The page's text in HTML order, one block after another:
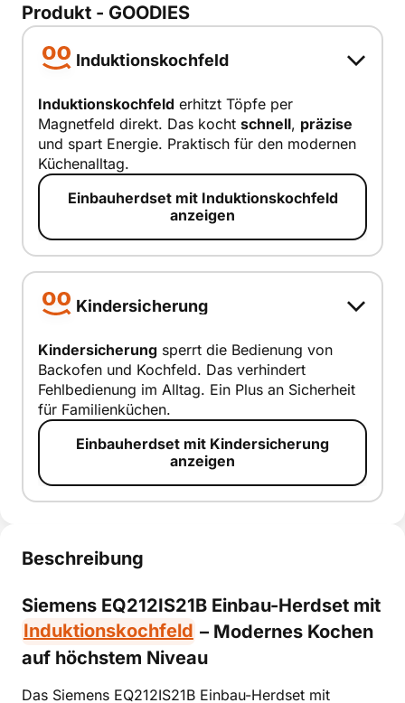
Produkt - GOODIES
Induktionskochfeld
Induktionsk
ochfeld
smart erklärt
Induktionskochfeld erhitzt Töpfe per
Magnetfeld direkt. Das kocht schnell, präzise
und spart Energie. Praktisch für den modernen
Küchenalltag.
Einbauherdset mit Induktionskochfeld
anzeigen
Kindersicherung
Kindersiche
rung
smart erklärt
Kindersicherung sperrt die Bedienung von
Backofen und Kochfeld. Das verhindert
Fehlbedienung im Alltag. Ein Plus an Sicherheit
für Familienküchen.
Einbauherdset mit Kindersicherung
anzeigen
Beschreibung
Siemens EQ212IS21B Einbau-Herdset mit
Induktionskochfeld – Modernes Kochen
auf höchstem Niveau
Das Siemens EQ212IS21B Einbau-Herdset mit